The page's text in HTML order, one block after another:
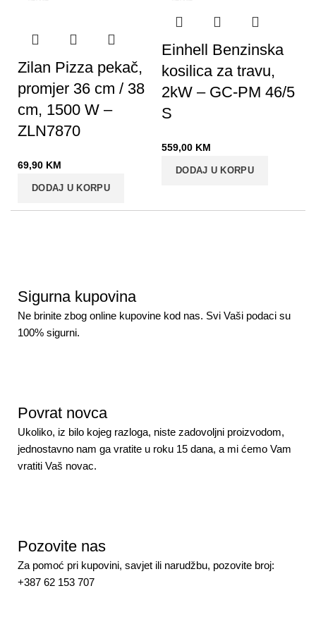
Zilan Pizza pekač,
promjer 36 cm / 38
cm, 1500 W –
ZLN7870
69,90 KM
DODAJ U KORPU
Einhell Benzinska
kosilica za travu,
2kW – GC-PM 46/5
S
559,00 KM
DODAJ U KORPU
Sigurna kupovina
Ne brinite zbog online kupovine kod nas. Svi Vaši podaci su
100% sigurni.
Povrat novca
Ukoliko, iz bilo kojeg razloga, niste zadovoljni proizvodom,
jednostavno nam ga vratite u roku 15 dana, a mi ćemo Vam
vratiti Vaš novac.
Pozovite nas
Za pomoć pri kupovini, savjet ili narudžbu, pozovite broj:
+387 62 153 707